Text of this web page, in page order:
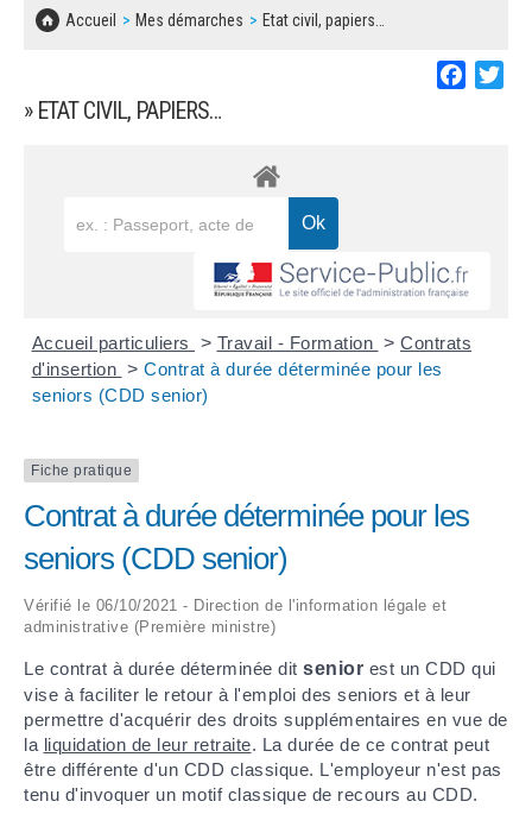
Accueil Mes démarches Etat civil, papiers…
» ETAT CIVIL, PAPIERS…
Accueil particuliers > Travail - Formation > Contrats
d'insertion > Contrat à durée déterminée pour les
seniors (CDD senior)
Fiche pratique
Contrat à durée déterminée pour les
seniors (CDD senior)
Vérifié le 06/10/2021 - Direction de l'information légale et
administrative (Première ministre)
Le contrat à durée déterminée dit senior est un CDD qui
vise à faciliter le retour à l'emploi des seniors et à leur
permettre d'acquérir des droits supplémentaires en vue de
la liquidation de leur retraite. La durée de ce contrat peut
être différente d'un CDD classique. L'employeur n'est pas
tenu d'invoquer un motif classique de recours au CDD.
CONCERTATIONS PUBLIQUES
SOLIDARITÉ, LOGEMENT
DECHETS
BESOIN D'UNE AIDE ?
LES ASSOCIATIONS
MARCHÉS PUBLICS
REGLEMENT LOCAL DE PUBLICITÉ
DECLARATION DE DEMARCHAGE
DOSSIER DE DEMANDE DE SUBVENTION
DEMANDE DE PRÊT DE MATERIEL
FICHE D'ORGANISATION MANIFESTATION
PLAN D'ACTION MUNICIPAL